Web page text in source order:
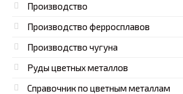
Производство
Производство ферросплавов
Производство чугуна
Руды цветных металлов
Справочник по цветным металлам